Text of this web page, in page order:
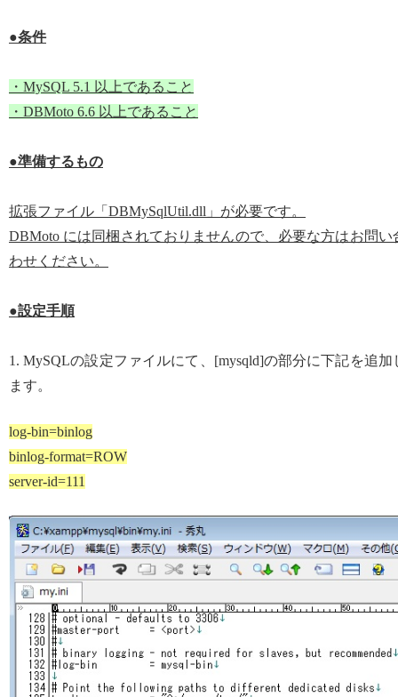
●条件
・MySQL 5.1 以上であること
・DBMoto 6.6 以上であること
●準備するもの
拡張ファイル「DBMySqlUtil.dll」が必要です。
DBMoto には同梱されておりませんので、必要な方はお問い
わせください。
●設定手順
1. MySQLの設定ファイルにて、[mysqld]の部分に下記を追加
ます。
log-bin=binlog
binlog-format=ROW
server-id=111